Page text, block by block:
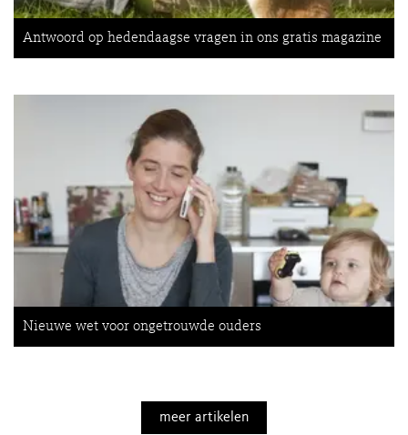
Antwoord op hedendaagse vragen in ons gratis magazine
Nieuwe wet voor ongetrouwde ouders
meer artikelen